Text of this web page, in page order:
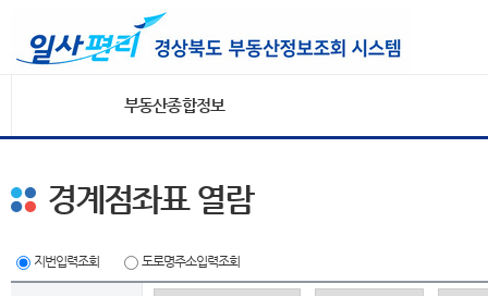
부동산종합정보
경계점좌표 열람
지번입력조회 도로명주소입력조회